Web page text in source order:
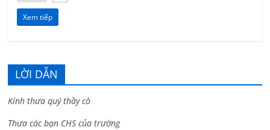
Xem tiếp
LỜI DẪN
Kính thưa quý thầy cô
Thưa các bạn CHS của trường